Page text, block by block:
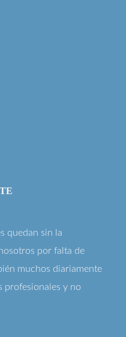
quedan sin la
por falta de
muchos diariamente
profesionales y no